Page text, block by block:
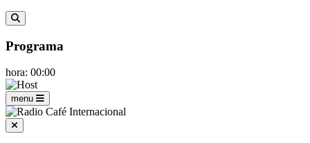
Programa
hora: 00:00
menu